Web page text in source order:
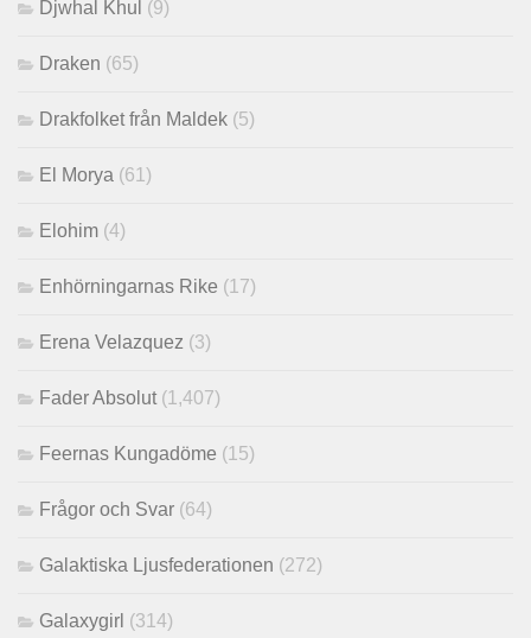
Djwhal Khul (9)
Draken (65)
Drakfolket från Maldek (5)
El Morya (61)
Elohim (4)
Enhörningarnas Rike (17)
Erena Velazquez (3)
Fader Absolut (1,407)
Feernas Kungadöme (15)
Frågor och Svar (64)
Galaktiska Ljusfederationen (272)
Galaxygirl (314)